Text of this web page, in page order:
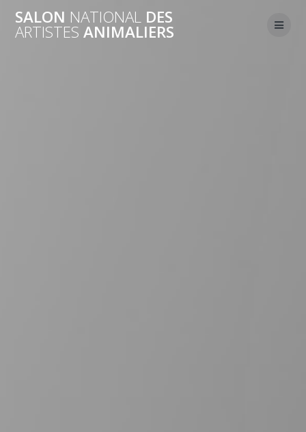
to
content
SALON NATIONAL DES
ARTISTES ANIMALIERS